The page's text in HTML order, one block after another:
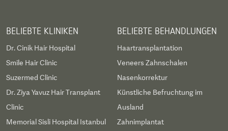
BELIEBTE KLINIKEN
Dr. Cinik Hair Hospital
Smile Hair Clinic
Suzermed Clinic
Dr. Ziya Yavuz Hair Transplant
Clinic
Memorial Sisli Hospital Istanbul
BELIEBTE BEHANDLUNGEN
Haartransplantation
Veneers Zahnschalen
Nasenkorrektur
Künstliche Befruchtung im
Ausland
Zahnimplantat